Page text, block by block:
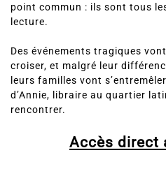
point commun : ils sont tous
lecture.
Des événements tragiques
croiser, et malgré leur
leurs familles vont
d’Annie, libraire au quartier
rencontrer.
Accès direct